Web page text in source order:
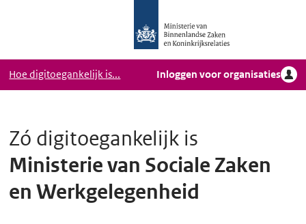
Ministerie
van
Binnenlandse
Zaken
en
Homepage
DigiToegankelijk
Hoe digitoegankelijk is... Inloggen voor organisaties
Zó digitoegankelijk is
Ministerie van Sociale Zaken
en Werkgelegenheid